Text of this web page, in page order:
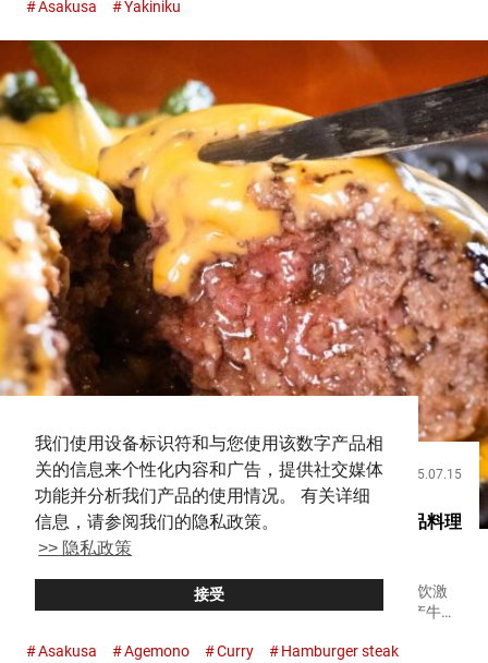
我们使用设备标识符和与您使用该数字产品相
关的信息来个性化内容和广告，提供社交媒体
功能并分析我们产品的使用情况。 有关详细
信息，请参阅我们的隐私政策。
>> 隐私政策
接受
格提供稀有的高级牛肉。 骨头上挂着的『特级带骨牛排
Asakusa Yakiniku
饮食 2025.07.15
厚实的汉堡排和六种酱汁 在浅草的西餐厅品味绝品料理
【蒙布朗】
创立于１９７９年的『蒙布朗（Monburan）』，即使在餐饮激
战区的浅草，也是数一数二的人气店。 招牌菜是只使用国产牛肉
种 『蒙布朗（Monburan）』的招牌汉堡排有几个特点，其中...
Asakusa Agemono Curry Hamburger steak